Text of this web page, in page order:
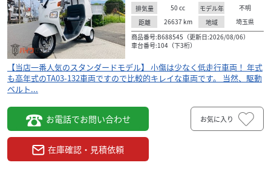
排気量 50 cc モデル年
不明
距離
26637 km 地域
埼玉県
商品番号:B688545（更新日:2026/08/06）
車台番号:104（下3桁）
【当店一番人気のスタンダードモデル】 小傷は少なく低走行車両！ 年式
も高年式のTA03-132車両ですので比較的キレイな車両です。 当然、駆動
ベルト...
お電話でお問い合わせ
在庫確認・見積依頼
お気に入り